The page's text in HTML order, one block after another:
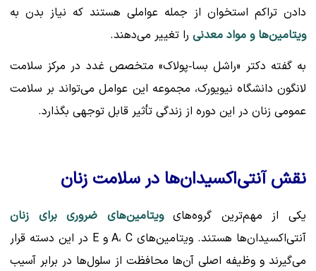
دادن تراکم استخوان از جمله عواملی هستند که نیاز بدن به
ویتامین‌ها و مواد معدنی را تغییر می‌دهند.
به گفته دکتر «راشل بسا‑پولاک» متخصص غدد در مرکز سلامت
لانگون دانشگاه نیویورک، مجموعه این عوامل می‌تواند بر سلامت
عمومی زنان در این دوره از زندگی تأثیر قابل توجهی بگذارد.
نقش آنتی‌اکسیدان‌ها در سلامت زنان
یکی از مهم‌ترین گروه‌هایویتامین‌های ضروری برای زنان
آنتی‌اکسیدان‌ها هستند. ویتامین‌های A، C و E در این دسته قرار
می‌گیرند و وظیفه اصلی آن‌ها محافظت از سلول‌ها در برابر آسیب